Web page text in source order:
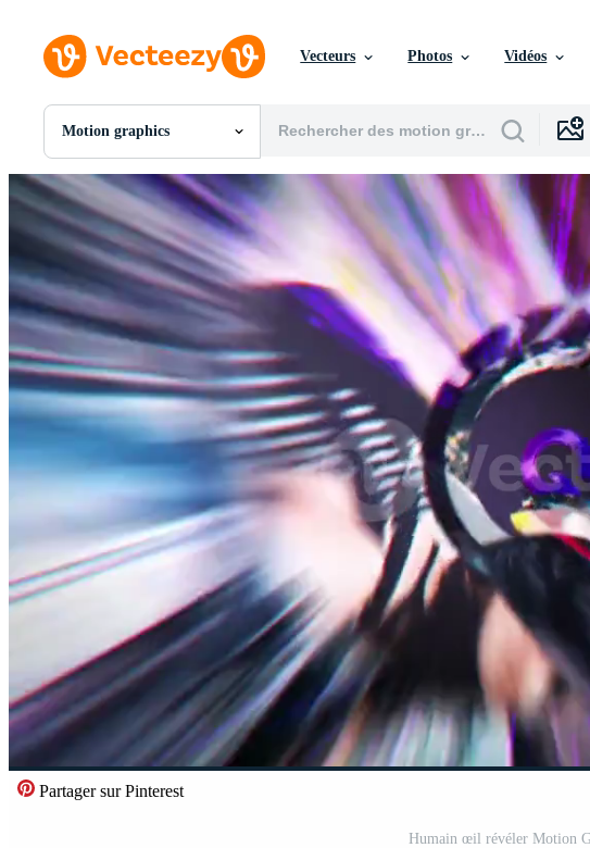
Vecteurs Photos Vidéos
Motion graphics
Toutes Images
Photos
PNGs
PSDs
SVGs
Modèles
Vecteurs
Vidéos
Motion graphics
Images Éditoriales
Événements Éditoriaux
Partager sur Pinterest
Humain œil révéler Motion